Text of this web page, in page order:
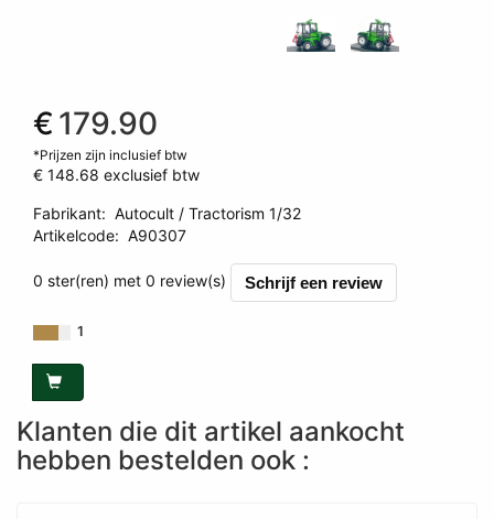
€ 179.90
*Prijzen zijn inclusief btw
€ 148.68 exclusief btw
Fabrikant: Autocult / Tractorism 1/32
Artikelcode: A90307
0 ster(ren) met 0 review(s) Schrijf een review
1
Klanten die dit artikel aankocht
hebben bestelden ook :